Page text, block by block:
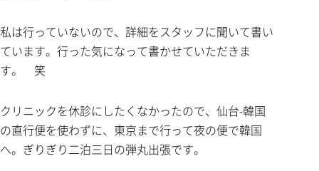
私は行っていないので、詳細をスタッフに聞いて書い
ています。行った気になって書かせていただきま
す。 笑
クリニックを休診にしたくなかったので、仙台-韓国
の直行便を使わずに、東京まで行って夜の便で韓国
へ。ぎりぎり二泊三日の弾丸出張です。